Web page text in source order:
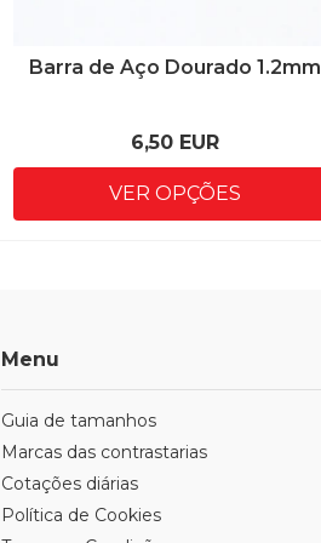
Barra de Aço Dourado 1.2mm
6,50 EUR
VER OPÇÕES
Menu
Guia de tamanhos
Marcas das contrastarias
Cotações diárias
Política de Cookies